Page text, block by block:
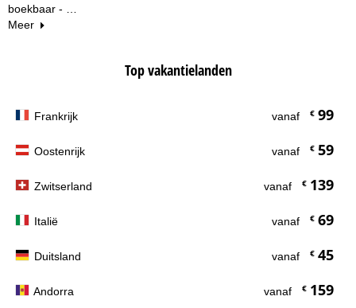
boekbaar - …
Meer
Top vakantielanden
Frankrijk vanaf €99
Oostenrijk vanaf €59
Zwitserland vanaf €139
Italië vanaf €69
Duitsland vanaf €45
Andorra vanaf €159